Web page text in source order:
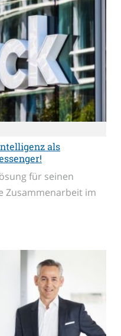
als
für seinen
Zusammenarbeit im